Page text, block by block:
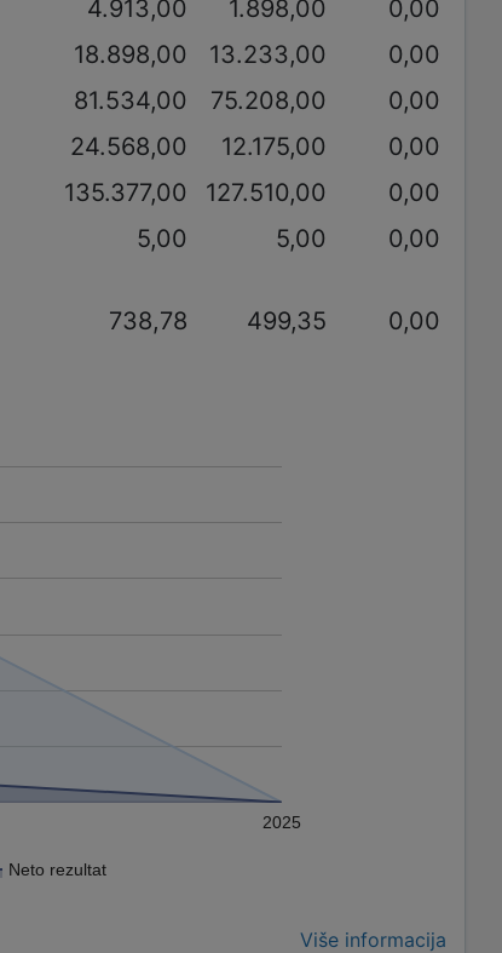
4.913,00 1.898,00
0,00
18.898,00 13.233,00
0,00
81.534,00 75.208,00
0,00
24.568,00 12.175,00
0,00
135.377,00 127.510,00
0,00
5,00 5,00 0,00
738,78 499,35 0,00
Neto rezultat
2025
Više informacija